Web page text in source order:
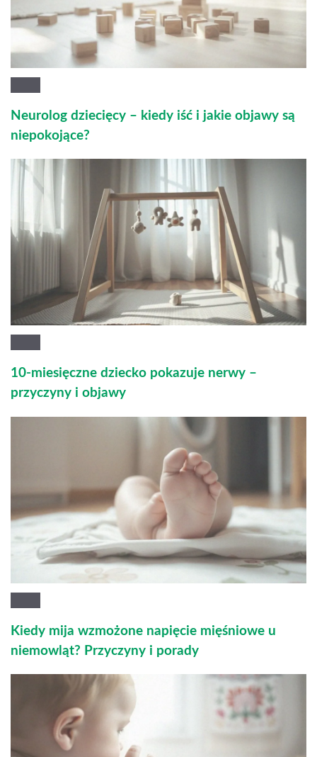
Neurolog dziecięcy – kiedy iść i jakie objawy są
niepokojące?
10-miesięczne dziecko pokazuje nerwy –
przyczyny i objawy
Kiedy mija wzmożone napięcie mięśniowe u
niemowląt? Przyczyny i porady